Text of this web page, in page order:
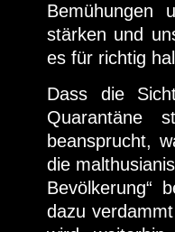
Bemühungen
stärken und
es für richtig
Dass die
Quarantäne
beansprucht,
die
Bevölkerung“
dazu